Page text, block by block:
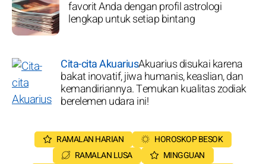
favorit Anda dengan profil astrologi
lengkap untuk setiap bintang
Cita-cita AkuariusAkuarius disukai karena
bakat inovatif, jiwa humanis, keaslian, dan
kemandiriannya. Temukan kualitas zodiak
berelemen udara ini!
RAMALAN HARIAN
HOROSKOP BESOK
RAMALAN LUSA
MINGGUAN